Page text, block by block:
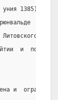
уния 1385). В
(cм.
и
и